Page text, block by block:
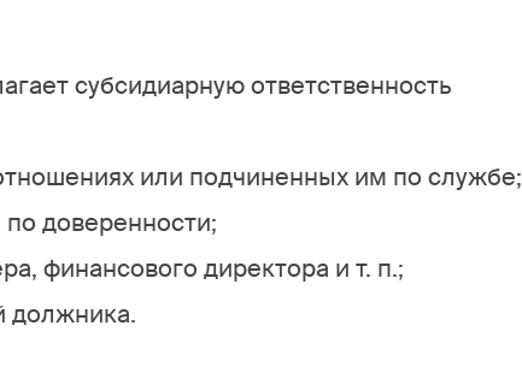
субсидиарную ответственность
или подчиненных им по службе;
доверенности;
финансового директора и т. п.;
должника.